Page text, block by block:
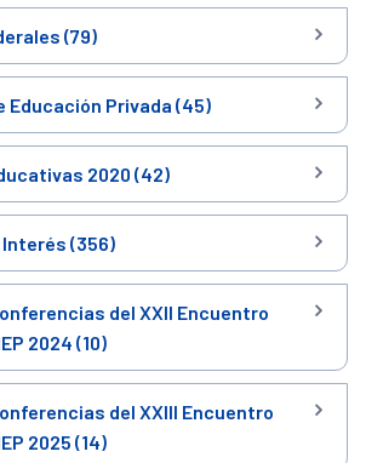
(79)
Educación Privada (45)
2020 (42)
(356)
del XXII Encuentro
2024 (10)
del XXIII Encuentro
2025 (14)